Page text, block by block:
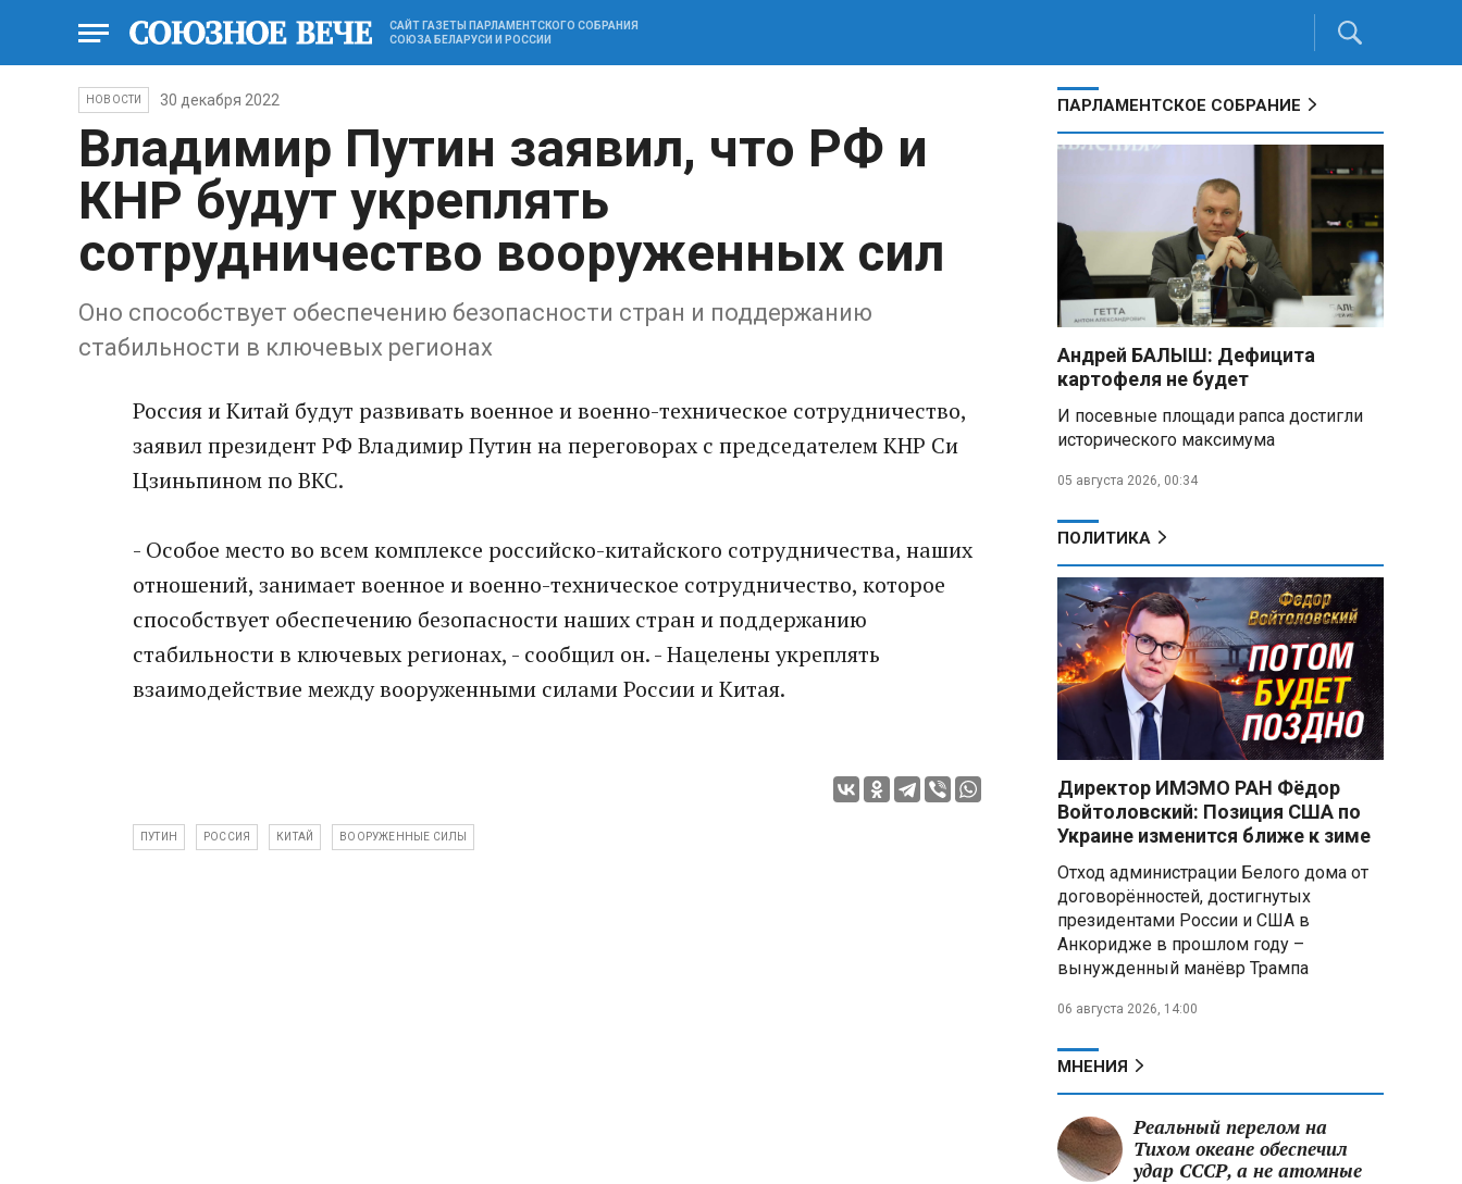
САЙТ ГАЗЕТЫ ПАРЛАМЕНТСКОГО СОБРАНИЯ
СОЮЗА БЕЛАРУСИ И РОССИИ
НОВОСТИ 30 декабря 2022
Владимир Путин заявил, что РФ и
КНР будут укреплять
сотрудничество вооруженных сил
Оно способствует обеспечению безопасности стран и поддержанию
стабильности в ключевых регионах
Россия и Китай будут развивать военное и военно-техническое сотрудничество,
заявил президент РФ Владимир Путин на переговорах с председателем КНР Си
Цзиньпином по ВКС.
- Особое место во всем комплексе российско-китайского сотрудничества, наших
отношений, занимает военное и военно-техническое сотрудничество, которое
способствует обеспечению безопасности наших стран и поддержанию
стабильности в ключевых регионах, - сообщил он. - Нацелены укреплять
взаимодействие между вооруженными силами России и Китая.
ПУТИН РОССИЯ КИТАЙ ВООРУЖЕННЫЕ СИЛЫ
ПАРЛАМЕНТСКОЕ СОБРАНИЕ
Андрей БАЛЫШ: Дефицита
картофеля не будет
И посевные площади рапса достигли
исторического максимума
05 августа 2026, 00:34
ПОЛИТИКА
Директор ИМЭМО РАН Фёдор
Войтоловский: Позиция США по
Украине изменится ближе к зиме
Отход администрации Белого дома от
договорённостей, достигнутых
президентами России и США в
Анкоридже в прошлом году –
вынужденный манёвр Трампа
06 августа 2026, 14:00
МНЕНИЯ
Реальный перелом на
Тихом океане обеспечил
удар СССР, а не атомные